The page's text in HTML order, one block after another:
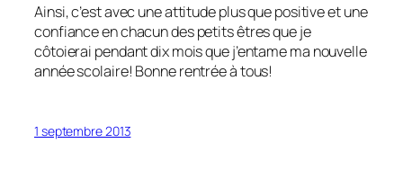
Ainsi, c’est avec une attitude plus que positive et une
confiance en chacun des petits êtres que je
côtoierai pendant dix mois que j’entame ma nouvelle
année scolaire! Bonne rentrée à tous!
1 septembre 2013